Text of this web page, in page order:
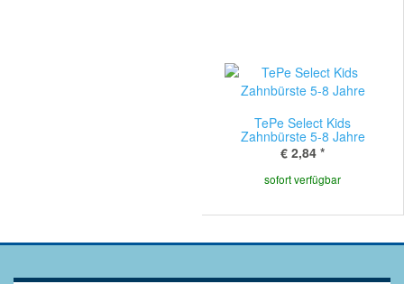
TePe Select Kids
Zahnbürste 5-8 Jahre
€ 2,84 *
sofort verfügbar